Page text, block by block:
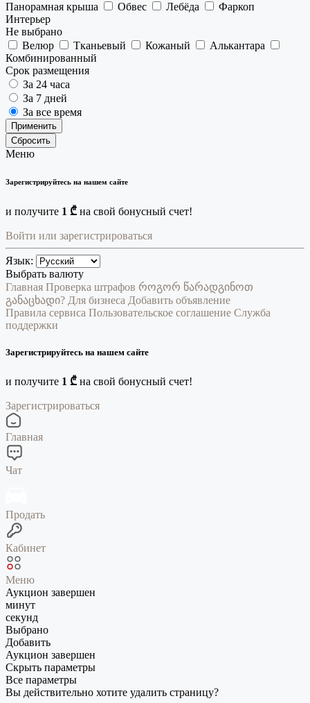
Панорамная крыша
Обвес Лебёда
Фаркоп
Интерьер
Не выбрано
Велюр
Тканьевый Кожаный
Алькантара
Комбинированный
Срок размещения
За 24 часа
За 7 дней
За все время
Применить
Сбросить
Меню
Зарегистрируйтесь на нашем сайте
и получите 1 ₾ на свой бонусный счет!
Войти или зарегистрироваться
Язык:
Выбрать валюту
Главная Проверка штрафов როგორ წარადგინოთ
განაცხადი? Для бизнеса Добавить объявление
Правила сервиса Пользовательское соглашение Служба
поддержки
Зарегистрируйтесь на нашем сайте
и получите 1 ₾ на свой бонусный счет!
Зарегистрироваться
Главная
Чат
Продать
Кабинет
Меню
Аукцион завершен
минут
секунд
Выбрано
Добавить
Аукцион завершен
Скрыть параметры
Все параметры
Вы действительно хотите удалить страницу?